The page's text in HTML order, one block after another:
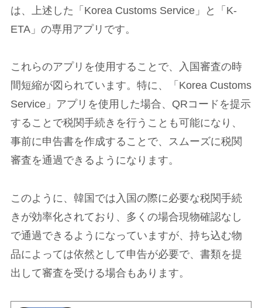
は、上述した「Korea Customs Service」と「K-
ETA」の専用アプリです。
これらのアプリを使用することで、入国審査の時
間短縮が図られています。特に、「Korea Customs
Service」アプリを使用した場合、QRコードを提示
することで税関手続きを行うことも可能になり、
事前に申告書を作成することで、スムーズに税関
審査を通過できるようになります。
このように、韓国では入国の際に必要な税関手続
きが効率化されており、多くの場合現物確認なし
で通過できるようになっていますが、持ち込む物
品によっては依然として申告が必要で、書類を提
出して審査を受ける場合もあります。